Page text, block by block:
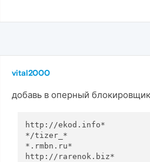
vital2000
добавь в оперный
http://ekod.info*
*/tizer_*
*.rmbn.ru*
http://rarenok.biz*